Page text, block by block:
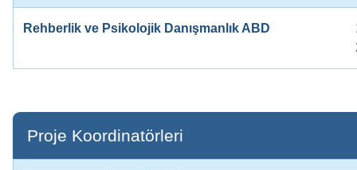
Rehberlik ve Psikolojik Danışmanlık ABD
Proje Koordinatörleri